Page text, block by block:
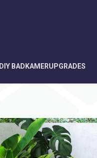
DIY BADKAMERUPGRADES